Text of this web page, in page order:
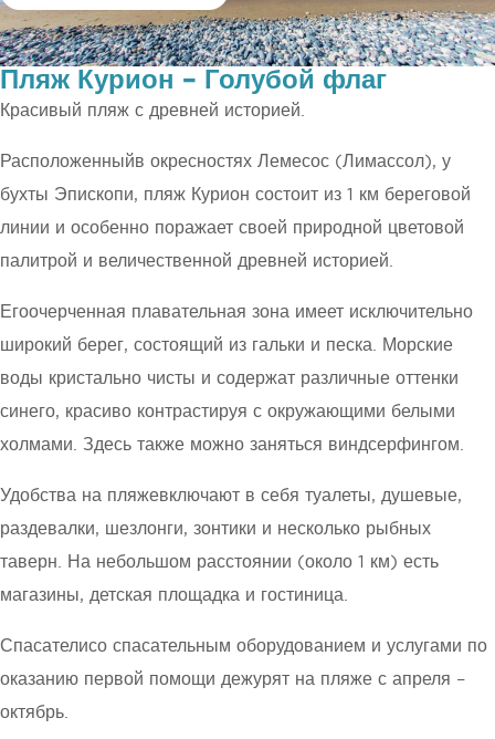
Пляж Курион – Голубой флаг
Красивый пляж с древней историей.
Расположенныйв окресностях Лемесос (Лимассол), у
бухты Эпископи, пляж Курион состоит из 1 км береговой
линии и особенно поражает своей природной цветовой
палитрой и величественной древней историей.
Егоочерченная плавательная зона имеет исключительно
широкий берег, состоящий из гальки и песка. Морские
воды кристально чисты и содержат различные оттенки
синего, красиво контрастируя с окружающими белыми
холмами. Здесь также можно заняться виндсерфингом.
Удобства на пляжевключают в себя туалеты, душевые,
раздевалки, шезлонги, зонтики и несколько рыбных
таверн. На небольшом расстоянии (около 1 км) есть
магазины, детская площадка и гостиница.
Спасателисо спасательным оборудованием и услугами по
оказанию первой помощи дежурят на пляже с апреля –
октябрь.